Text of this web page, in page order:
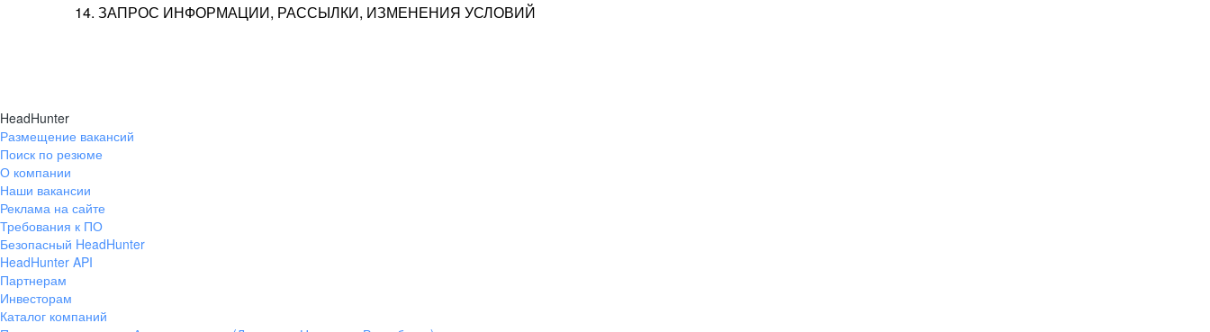
14. ЗАПРОС ИНФОРМАЦИИ, РАССЫЛКИ, ИЗМЕНЕНИЯ УСЛОВИЙ
HeadHunter
Размещение вакансий
Поиск по резюме
О компании
Наши вакансии
Реклама на сайте
Требования к ПО
Безопасный HeadHunter
HeadHunter API
Партнерам
Инвесторам
Каталог компаний